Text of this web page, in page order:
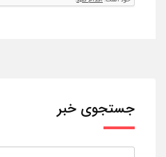
جستجوی خبر